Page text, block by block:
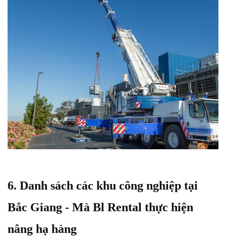
6. Danh sách các khu công nghiệp tại
Bắc Giang - Mà Bl Rental thực hiện
nâng hạ hàng